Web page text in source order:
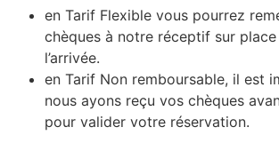
en Tarif Flexible vous pourrez
chèques à notre réceptif sur
l’arrivée.
en Tarif Non remboursable, il est
nous ayons reçu vos chèques
pour valider votre réservation.